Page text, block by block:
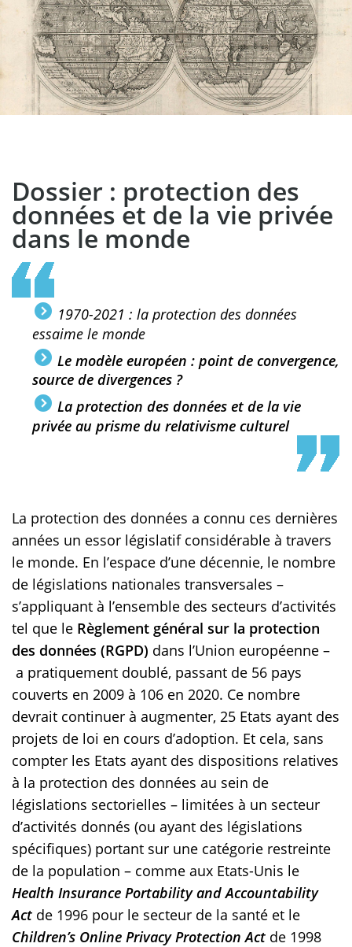
Dossier : protection des
données et de la vie privée
dans le monde
1970-2021 : la protection des données
essaime le monde
Le modèle européen : point de convergence,
source de divergences ?
La protection des données et de la vie
privée au prisme du relativisme culturel
La protection des données a connu ces dernières
années un essor législatif considérable à travers
le monde. En l’espace d’une décennie, le nombre
de législations nationales transversales –
s’appliquant à l’ensemble des secteurs d’activités
tel que le Règlement général sur la protection
des données (RGPD) dans l’Union européenne –
a pratiquement doublé, passant de 56 pays
couverts en 2009 à 106 en 2020. Ce nombre
devrait continuer à augmenter, 25 Etats ayant des
projets de loi en cours d’adoption. Et cela, sans
compter les Etats ayant des dispositions relatives
à la protection des données au sein de
législations sectorielles – limitées à un secteur
d’activités donnés (ou ayant des législations
spécifiques) portant sur une catégorie restreinte
de la population – comme aux Etats-Unis le
Health Insurance Portability and Accountability
Act de 1996 pour le secteur de la santé et le
Children’s Online Privacy Protection Act de 1998